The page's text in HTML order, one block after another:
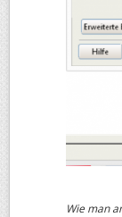
Wie man